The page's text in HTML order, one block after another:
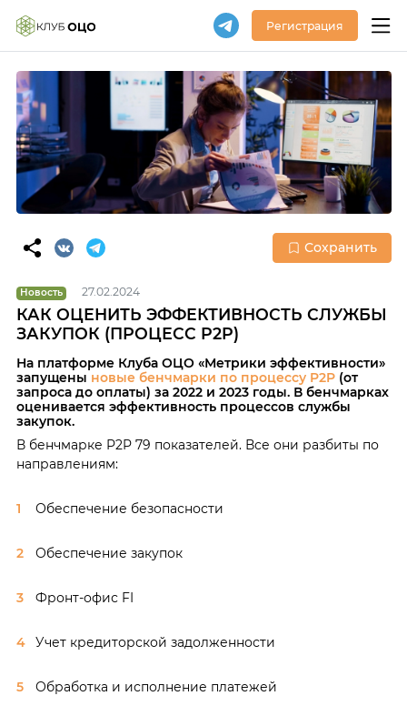
Регистрация
Сохранить
Новость 27.02.2024
КАК ОЦЕНИТЬ ЭФФЕКТИВНОСТЬ СЛУЖБЫ
ЗАКУПОК (ПРОЦЕСС P2P)
На платформе Клуба ОЦО «Метрики эффективности»
запущены новые бенчмарки по процессу P2P(от
запроса до оплаты) за 2022 и 2023 годы. В бенчмарках
оценивается эффективность процессов службы
закупок.
В бенчмарке P2P 79 показателей. Все они разбиты по
направлениям:
Обеспечение безопасности
Обеспечение закупок
Фронт-офис FI
Учет кредиторской задолженности
Обработка и исполнение платежей